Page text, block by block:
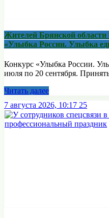
Жителей Брянской
«Улыбка России. Улыбка
Конкурс «Улыбка России.
июля по 20 сентября.
Читать далее
7 августа 2026, 10:17 25